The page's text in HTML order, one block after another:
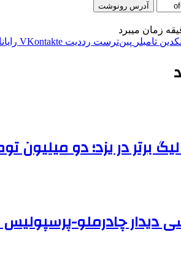
آدرس رونوشت
‫تامبلر ‫پین‌ترست ‫رددیت ‫VKontakte
برتر در یزد؛ دو میلیون
دیدار چادرملو-